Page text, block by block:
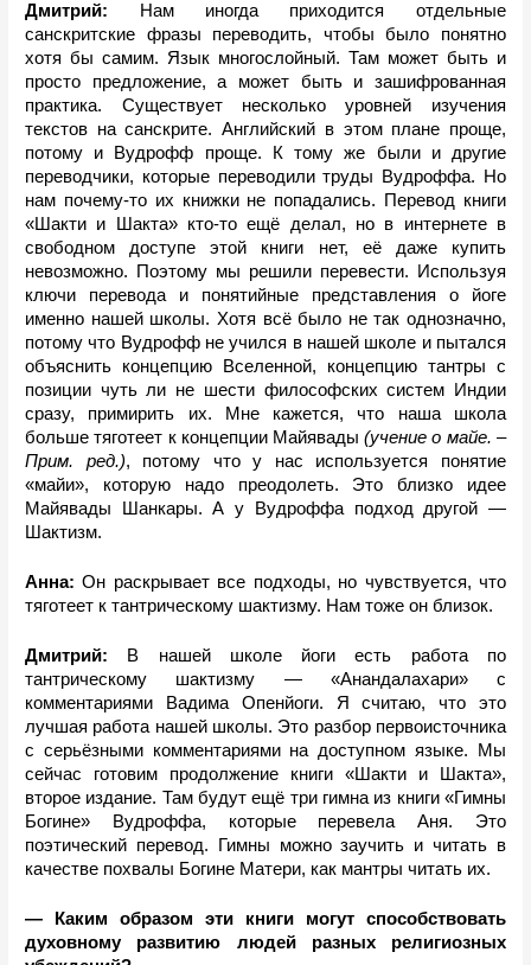
Дмитрий:
Нам иногда приходится отдельные
санскритские фразы переводить, чтобы было понятно
хотя бы самим. Язык многослойный. Там может быть и
просто предложение, а может быть и зашифрованная
практика. Существует несколько уровней изучения
текстов на санскрите. Английский в этом плане проще,
потому и Вудрофф проще. К тому же были и другие
переводчики, которые переводили труды Вудроффа. Но
нам почему-то их книжки не попадались. Перевод книги
«Шакти и Шакта» кто-то ещё делал, но в интернете в
свободном доступе этой книги нет, её даже купить
невозможно. Поэтому мы решили перевести. Используя
ключи перевода и понятийные представления о йоге
именно нашей школы. Хотя всё было не так однозначно,
потому что Вудрофф не учился в нашей школе и пытался
объяснить концепцию Вселенной, концепцию тантры с
позиции чуть ли не шести философских систем Индии
сразу, примирить их. Мне кажется, что наша школа
больше тяготеет к концепции Майявады (учение о майе. –
Прим. ред.), потому что у нас используется понятие
«майи», которую надо преодолеть. Это близко идее
Майявады Шанкары. А у Вудроффа подход другой —
Шактизм.
Анна: Он раскрывает все подходы, но чувствуется, что
тяготеет к тантрическому шактизму. Нам тоже он близок.
Дмитрий:
В нашей школе йоги есть работа по
тантрическому шактизму — «Анандалахари» с
комментариями Вадима Опенйоги. Я считаю, что это
лучшая работа нашей школы. Это разбор первоисточника
с серьёзными комментариями на доступном языке. Мы
сейчас готовим продолжение книги «Шакти и Шакта»,
второе издание. Там будут ещё три гимна из книги «Гимны
Богине» Вудроффа, которые перевела Аня. Это
поэтический перевод. Гимны можно заучить и читать в
качестве похвалы Богине Матери, как мантры читать их.
— Каким образом эти книги могут способствовать
духовному развитию людей разных религиозных